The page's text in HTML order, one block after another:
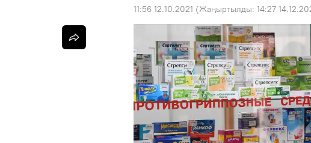
11:56 12.10.2021 (Жаңыртылды: 14:27